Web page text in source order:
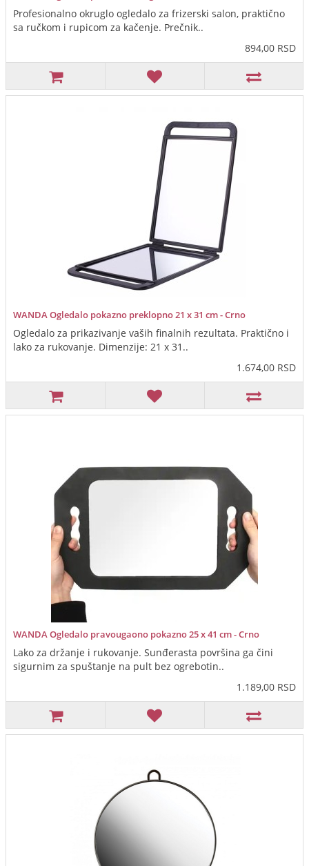
Profesionalno okruglo ogledalo za frizerski salon, praktično
sa ručkom i rupicom za kačenje. Prečnik..
894,00 RSD
WANDA Ogledalo pokazno preklopno 21 x 31 cm - Crno
Ogledalo za prikazivanje vaših finalnih rezultata. Praktično i
lako za rukovanje. Dimenzije: 21 x 31..
1.674,00 RSD
WANDA Ogledalo pravougaono pokazno 25 x 41 cm - Crno
Lako za držanje i rukovanje. Sunđerasta površina ga čini
sigurnim za spuštanje na pult bez ogrebotin..
1.189,00 RSD